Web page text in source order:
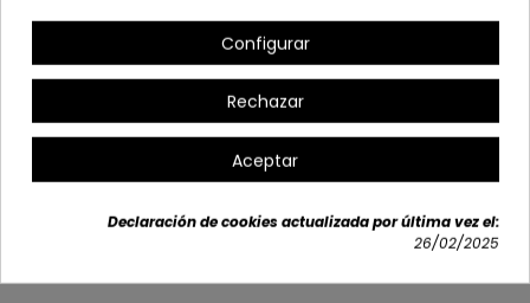
Alto: 74,5 cm
Opciones disponibles
Configurar
Rechazar
Aceptar
Declaración de cookies actualizada por última vez el:
26/02/2025